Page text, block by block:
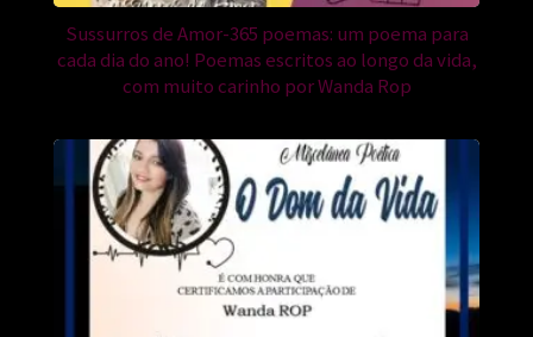
Sussurros de Amor-365 poemas: um poema para
cada dia do ano! Poemas escritos ao longo da vida,
com muito carinho por Wanda Rop